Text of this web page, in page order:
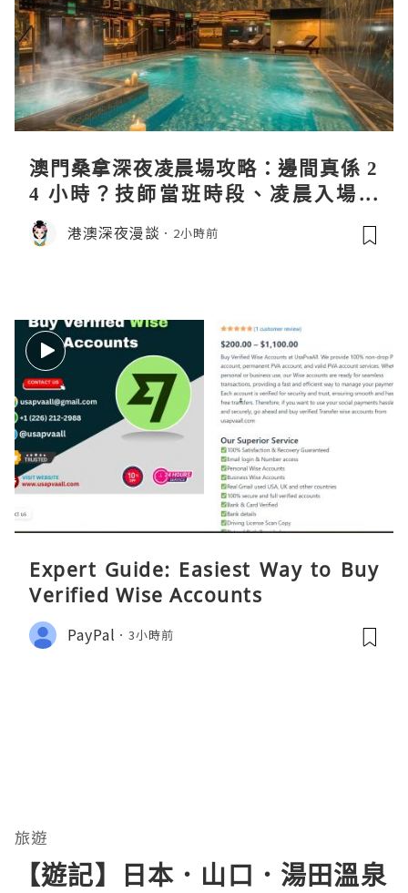
澳門桑拿深夜凌晨場攻略：邊間真係 2
4 小時？技師當班時段、凌晨入場流
程、過夜安排一次過講清
港澳深夜漫談 2小時前
Expert Guide: Easiest Way to Buy
Verified Wise Accounts
PayPal 3小時前
旅遊
【遊記】日本．山口．湯田溫泉